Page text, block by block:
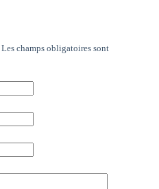
Les champs obligatoires sont